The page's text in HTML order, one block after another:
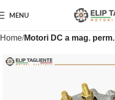
MENU
Home Motori DC a mag. perm.